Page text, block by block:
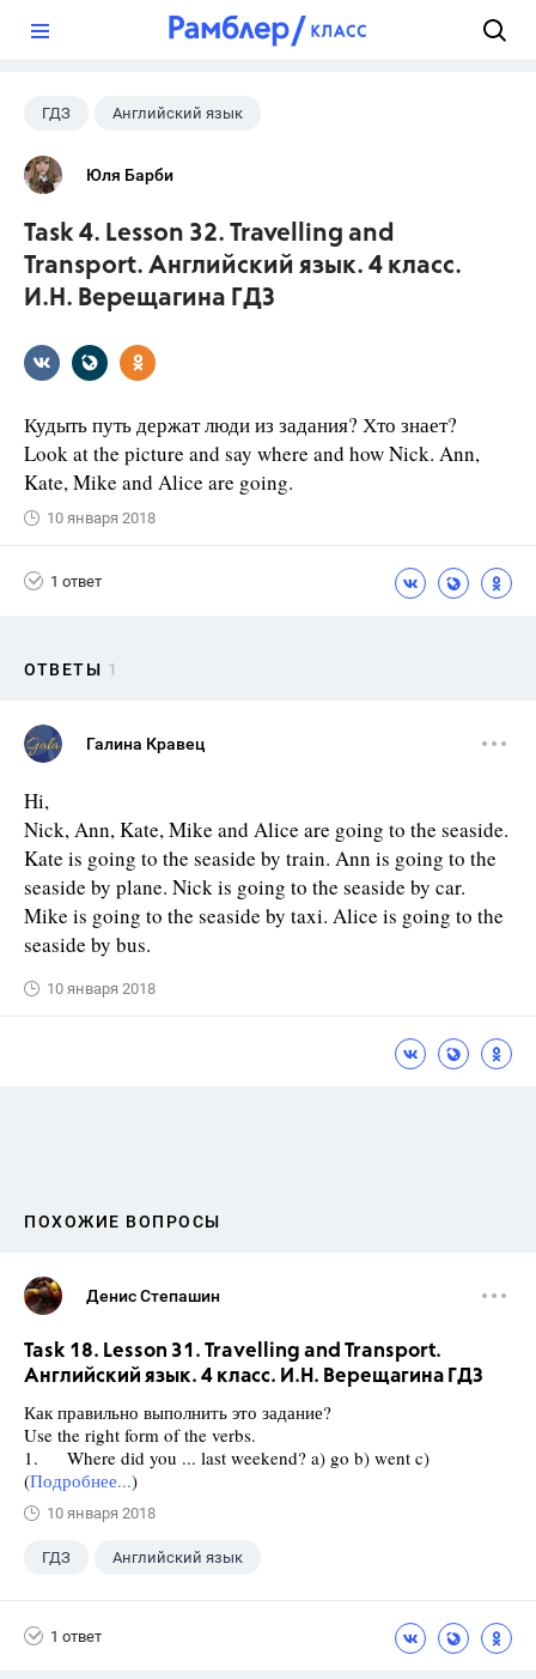
ГДЗ Английский язык
Верещагина И.Н.
Юля Барби
Task 4. Lesson 32. Travelling and
Transport. Английский язык. 4 класс.
И.Н. Верещагина ГДЗ
Кудыть путь держат люди из задания? Хто знает?
Look at the picture and say where and how Nick. Ann,
Kate, Mike and Alice are going.
10 января 2018
1 ответ
ОТВЕТЫ 1
Галина Кравец
Hi,
Nick, Ann, Kate, Mike and Alice are going to the seaside.
Kate is going to the seaside by train. Ann is going to the
seaside by plane. Nick is going to the seaside by car.
Mike is going to the seaside by taxi. Alice is going to the
seaside by bus.
10 января 2018
ПОХОЖИЕ ВОПРОСЫ
Денис Степашин
Task 18. Lesson 31. Travelling and Transport.
Английский язык. 4 класс. И.Н. Верещагина ГДЗ
Как правильно выполнить это задание?
Use the right form of the verbs.
1. Where did you ... last weekend? a) go b) went c)
(Подробнее...)
10 января 2018
ГДЗ Английский язык
1 ответ